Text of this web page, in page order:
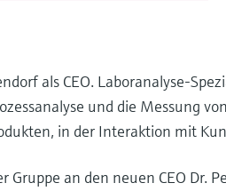
als CEO. Laboranalyse-
und die Messung
in der Interaktion mit
an den neuen CEO Dr.